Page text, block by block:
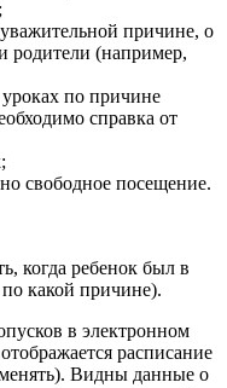
причине, о
родители (например,
уроках по причине
справка от
свободное посещение.
когда ребенок был в
по какой причине).
в электронном
расписание
Видны данные о